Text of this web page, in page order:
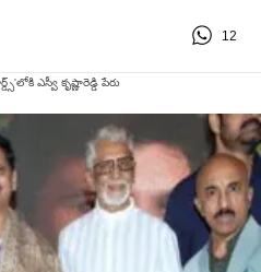
12
ఎస్వీ కృష్ణారెడ్డి పేరు